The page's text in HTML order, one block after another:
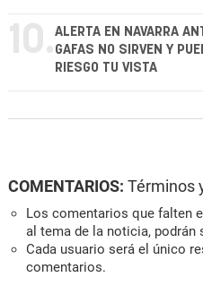
10.ALERTA EN NAVARRA
GAFAS NO SIRVEN Y
RIESGO TU VISTA
COMENTARIOS: Términos
Los comentarios que falten
al tema de la noticia, podrán
Cada usuario será el único
comentarios.